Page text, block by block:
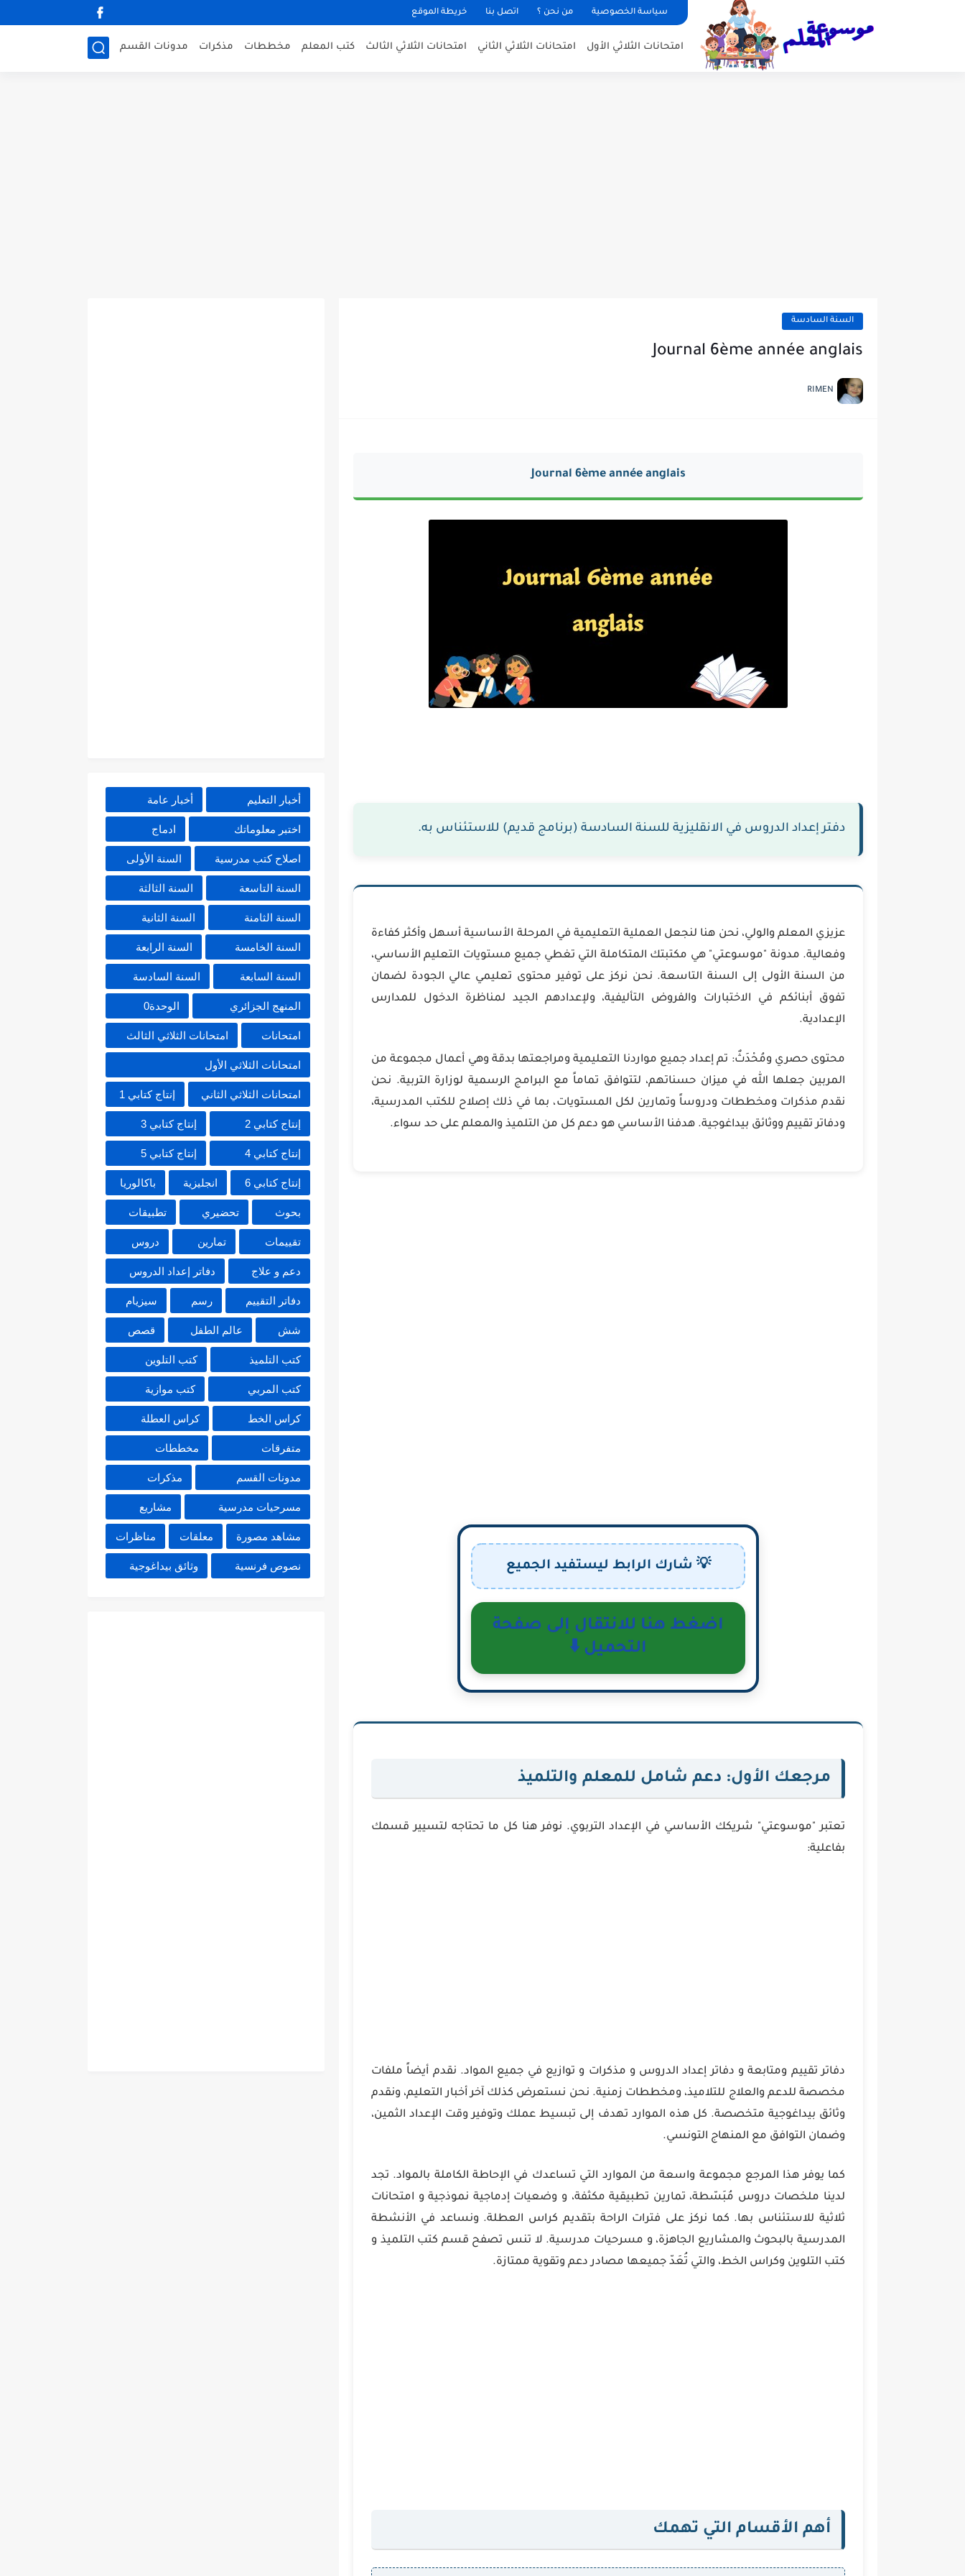
سياسة الخصوصية من نحن ؟ اتصل بنا خريطة الموقع
امتحانات الثلاثي الأول امتحانات الثلاثي الثاني امتحانات الثلاثي الثالث كتب المعلم مخططات مذكرات مدونات القسم
السنة السادسة
Journal 6ème année anglais
RIMEN
Journal 6ème année anglais
دفتر إعداد الدروس في الانقليزية للسنة السادسة (برنامج قديم) للاستئناس به.
عزيزي المعلم والولي، نحن هنا لنجعل العملية التعليمية في المرحلة الأساسية أسهل وأكثر كفاءة
وفعالية. مدونة "موسوعتي" هي مكتبتك المتكاملة التي تغطي جميع مستويات التعليم الأساسي،
من السنة الأولى إلى السنة التاسعة. نحن نركز على توفير محتوى تعليمي عالي الجودة لضمان
تفوق أبنائكم في الاختبارات والفروض التأليفية، ولإعدادهم الجيد لمناظرة الدخول للمدارس
الإعدادية.
محتوى حصري ومُحْدَثٌ: تم إعداد جميع مواردنا التعليمية ومراجعتها بدقة وهي أعمال مجموعة من
المربين جعلها الله في ميزان حسناتهم، لتتوافق تماماً مع البرامج الرسمية لوزارة التربية. نحن
نقدم مذكرات ومخططات ودروساً وتمارين لكل المستويات، بما في ذلك إصلاح للكتب المدرسية،
ودفاتر تقييم ووثائق بيداغوجية. هدفنا الأساسي هو دعم كل من التلميذ والمعلم على حد سواء.
💡 شارك الرابط ليستفيد الجميع
اضغط هنا للانتقال إلى صفحة
التحميل ⬇️
مرجعك الأول: دعم شامل للمعلم والتلميذ
تعتبر "موسوعتي" شريكك الأساسي في الإعداد التربوي. نوفر هنا كل ما تحتاجه لتسيير قسمك
بفاعلية:
دفاتر تقييم ومتابعة و دفاتر إعداد الدروس و مذكرات و توازيع في جميع المواد. نقدم أيضاً ملفات
مخصصة للدعم والعلاج للتلاميذ، ومخططات زمنية. نحن نستعرض كذلك آخر أخبار التعليم، ونقدم
وثائق بيداغوجية متخصصة. كل هذه الموارد تهدف إلى تبسيط عملك وتوفير وقت الإعداد الثمين،
وضمان التوافق مع المنهاج التونسي.
كما يوفر هذا المرجع مجموعة واسعة من الموارد التي تساعدك في الإحاطة الكاملة بالمواد. تجد
لدينا ملخصات دروس مُبَسّطة، تمارين تطبيقية مكثفة، و وضعيات إدماجية نموذجية و امتحانات
ثلاثية للاستئناس بها. كما نركز على فترات الراحة بتقديم كراس العطلة. ونساعد في الأنشطة
المدرسية بالبحوث والمشاريع الجاهزة، و مسرحيات مدرسية. لا تنس تصفح قسم كتب التلميذ و
كتب التلوين وكراس الخط، والتي تُعَدّ جميعها مصادر دعم وتقوية ممتازة.
أهم الأقسام التي تهمك
أخبار التعليم أخبار عامة
اختبر معلوماتك ادماج
اصلاح كتب مدرسية السنة الأولى
السنة التاسعة السنة الثالثة
السنة الثامنة السنة الثانية
السنة الخامسة السنة الرابعة
السنة السابعة السنة السادسة
المنهج الجزائري الوحدة0
امتحانات امتحانات الثلاثي الثالث
امتحانات الثلاثي الأول
امتحانات الثلاثي الثاني إنتاج كتابي 1
إنتاج كتابي 2 إنتاج كتابي 3
إنتاج كتابي 4 إنتاج كتابي 5
إنتاج كتابي 6 انجليزية باكالوريا
بحوث تحضيري تطبيقات
تقييمات تمارين دروس
دعم و علاج دفاتر إعداد الدروس
دفاتر التقييم رسم سيزيام
شش عالم الطفل قصص
كتب التلميذ كتب التلوين
كتب المربي كتب موازية
كراس الخط كراس العطلة
متفرقات مخططات
مدونات القسم مذكرات
مسرحيات مدرسية مشاريع
مشاهد مصورة معلقات مناظرات
نصوص فرنسية وثائق بيداغوجية